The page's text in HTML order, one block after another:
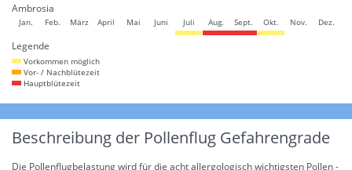
Ambrosia
Jan. Feb. März April Mai Juni Juli Aug. Sept. Okt. Nov. Dez.
Legende
Vorkommen möglich
Vor- / Nachblütezeit
Hauptblütezeit
Beschreibung der Pollenflug Gefahrengrade
Die Pollenflugbelastung wird für die acht allergologisch wichtigsten Pollen -